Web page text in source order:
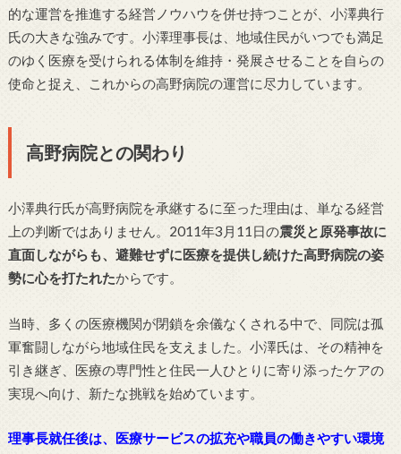
的な運営を推進する経営ノウハウを併せ持つことが、小澤典行
氏の大きな強みです。小澤理事長は、地域住民がいつでも満足
のゆく医療を受けられる体制を維持・発展させることを自らの
使命と捉え、これからの高野病院の運営に尽力しています。
高野病院との関わり
小澤典行氏が高野病院を承継するに至った理由は、単なる経営
上の判断ではありません。2011年3月11日の震災と原発事故に
直面しながらも、避難せずに医療を提供し続けた高野病院の姿
勢に心を打たれたからです。
当時、多くの医療機関が閉鎖を余儀なくされる中で、同院は孤
軍奮闘しながら地域住民を支えました。小澤氏は、その精神を
引き継ぎ、医療の専門性と住民一人ひとりに寄り添ったケアの
実現へ向け、新たな挑戦を始めています。
理事長就任後は、医療サービスの拡充や職員の働きやすい環境